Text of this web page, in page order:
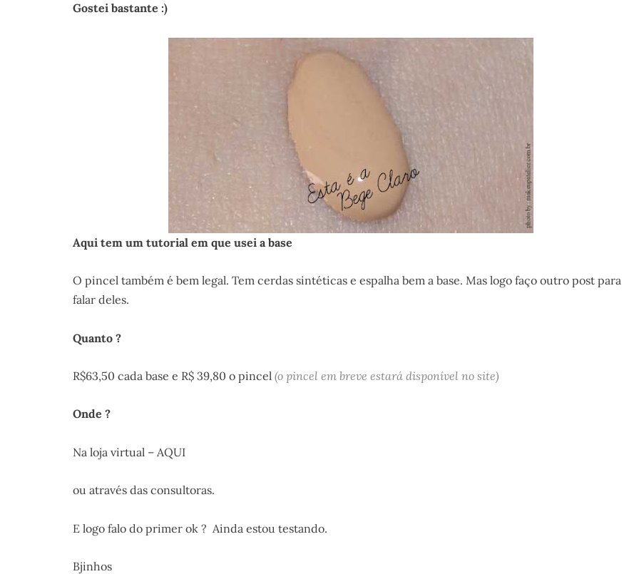
Gostei bastante :)
Aqui tem um tutorial em que usei a base
O pincel também é bem legal. Tem cerdas sintéticas e espalha bem a base. Mas logo faço outro post para
falar deles.
Quanto ?
R$63,50 cada base e R$ 39,80 o pincel (o pincel em breve estará disponível no site)
Onde ?
Na loja virtual – AQUI
ou através das consultoras.
E logo falo do primer ok ? Ainda estou testando.
Bjinhos